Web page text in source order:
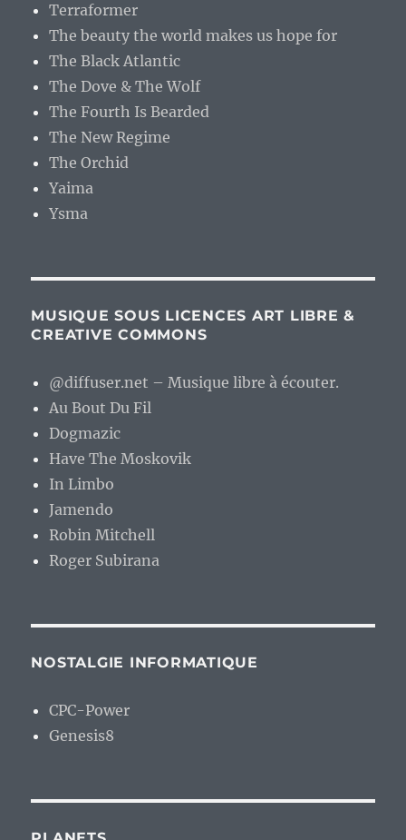
Terraformer
The beauty the world makes us hope for
The Black Atlantic
The Dove & The Wolf
The Fourth Is Bearded
The New Regime
The Orchid
Yaima
Ysma
MUSIQUE SOUS LICENCES ART LIBRE &
CREATIVE COMMONS
@diffuser.net – Musique libre à écouter.
Au Bout Du Fil
Dogmazic
Have The Moskovik
In Limbo
Jamendo
Robin Mitchell
Roger Subirana
NOSTALGIE INFORMATIQUE
CPC-Power
Genesis8